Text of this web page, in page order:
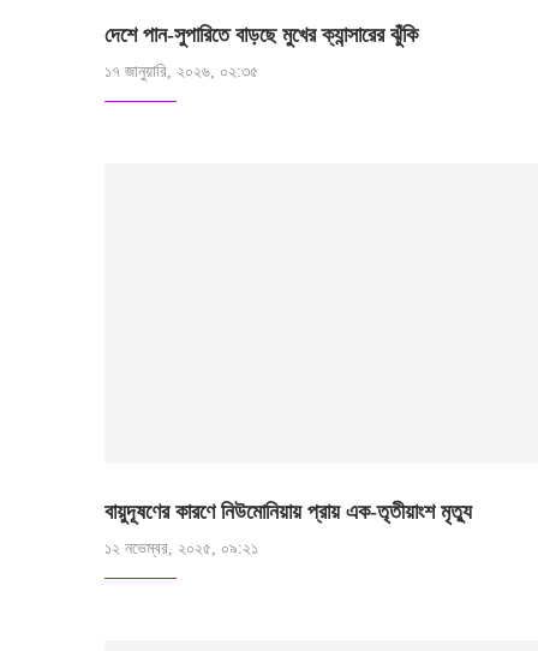
দেশে পান-সুপারিতে বাড়ছে মুখের ক্যান্সারের ঝুঁকি
১৭ জানুয়ারি, ২০২৬, ০২:৩৫
বায়ুদূষণের কারণে নিউমোনিয়ায় প্রায় এক-তৃতীয়াংশ মৃত্যু
১২ নভেম্বর, ২০২৫, ০৯:২১